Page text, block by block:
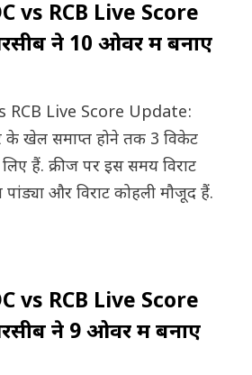
vs RCB Live Score
ने 10 ओवर में बनाए
RCB Live Score Update:
खेल समाप्त होने तक 3 विकेट
हैं. क्रीज पर इस समय विराट
और विराट कोहली मौजूद हैं.
vs RCB Live Score
ने 9 ओवर में बनाए